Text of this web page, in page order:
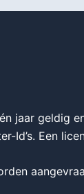
jaar geldig
Id’s. Een